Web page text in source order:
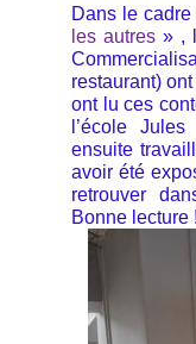
Dans le
les autres » ,
restaurant)
ont lu ces
l’école
ensuite
avoir été
retrouver
Bonne lecture !